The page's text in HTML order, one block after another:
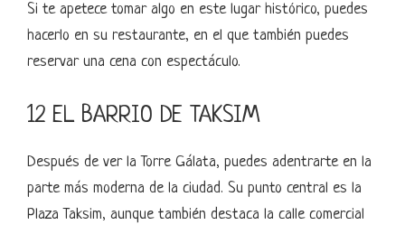
Si te apetece tomar algo en este lugar histórico, puedes
hacerlo en su restaurante, en el que también puedes
reservar una cena con espectáculo.
12 EL BARRIO DE TAKSIM
Después de ver la Torre Gálata, puedes adentrarte en la
parte más moderna de la ciudad. Su punto central es la
Plaza Taksim, aunque también destaca la calle comercial